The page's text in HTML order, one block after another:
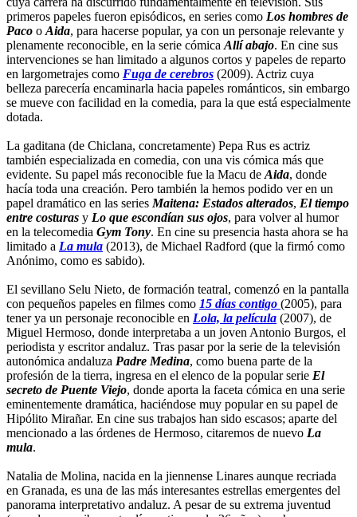
primeros papeles fueron episódicos, en series como Los hombres de
Paco o Aida, para hacerse popular, ya con un personaje relevante y
plenamente reconocible, en la serie cómica Allí abajo. En cine sus
intervenciones se han limitado a algunos cortos y papeles de reparto
en largometrajes como Fuga de cerebros (2009). Actriz cuya
belleza parecería encaminarla hacia papeles románticos, sin embargo
se mueve con facilidad en la comedia, para la que está especialmente
dotada.
La gaditana (de Chiclana, concretamente) Pepa Rus es actriz
también especializada en comedia, con una vis cómica más que
evidente. Su papel más reconocible fue la Macu de Aida, donde
hacía toda una creación. Pero también la hemos podido ver en un
papel dramático en las series Maitena: Estados alterados, El tiempo
entre costuras y Lo que escondían sus ojos, para volver al humor
en la telecomedia Gym Tony. En cine su presencia hasta ahora se ha
limitado a La mula (2013), de Michael Radford (que la firmó como
Anónimo, como es sabido).
El sevillano Selu Nieto, de formación teatral, comenzó en la pantalla
con pequeños papeles en filmes como 15 días contigo (2005), para
tener ya un personaje reconocible en Lola, la película (2007), de
Miguel Hermoso, donde interpretaba a un joven Antonio Burgos, el
periodista y escritor andaluz. Tras pasar por la serie de la televisión
autonómica andaluza Padre Medina, como buena parte de la
profesión de la tierra, ingresa en el elenco de la popular serie El
secreto de Puente Viejo, donde aporta la faceta cómica en una serie
eminentemente dramática, haciéndose muy popular en su papel de
Hipólito Mirañar. En cine sus trabajos han sido escasos; aparte del
mencionado a las órdenes de Hermoso, citaremos de nuevo La
mula.
Natalia de Molina, nacida en la jiennense Linares aunque recriada
en Granada, es una de las más interesantes estrellas emergentes del
panorama interpretativo andaluz. A pesar de su extrema juventud